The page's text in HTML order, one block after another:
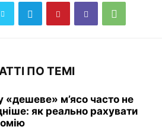
ПО ТЕМІ
«дешеве» м’ясо часто не
як реально рахувати